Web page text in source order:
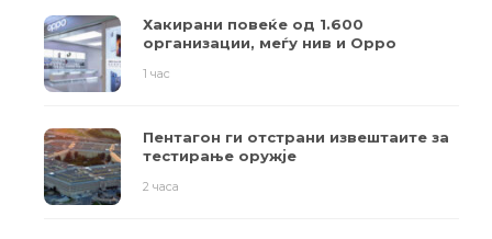
Хакирани повеќе од 1.600
организации, меѓу нив и Oppo
1 час
Пентагон ги отстрани извештаите за
тестирање оружје
2 часа